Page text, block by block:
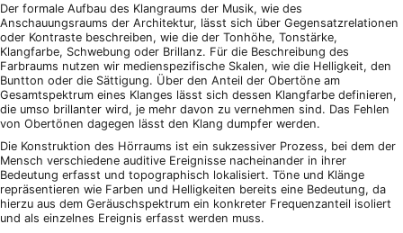
Der formale Aufbau des Klangraums der Musik, wie des
Anschauungsraums der Architektur, lässt sich über Gegensatzrelationen
oder Kontraste beschreiben, wie die der Tonhöhe, Tonstärke,
Klangfarbe, Schwebung oder Brillanz. Für die Beschreibung des
Farbraums nutzen wir medienspezifische Skalen, wie die Helligkeit, den
Buntton oder die Sättigung. Über den Anteil der Obertöne am
Gesamtspektrum eines Klanges lässt sich dessen Klangfarbe definieren,
die umso brillanter wird, je mehr davon zu vernehmen sind. Das Fehlen
von Obertönen dagegen lässt den Klang dumpfer werden.
Die Konstruktion des Hörraums ist ein sukzessiver Prozess, bei dem der
Mensch verschiedene auditive Ereignisse nacheinander in ihrer
Bedeutung erfasst und topographisch lokalisiert. Töne und Klänge
repräsentieren wie Farben und Helligkeiten bereits eine Bedeutung, da
hierzu aus dem Geräuschspektrum ein konkreter Frequenzanteil isoliert
und als einzelnes Ereignis erfasst werden muss.